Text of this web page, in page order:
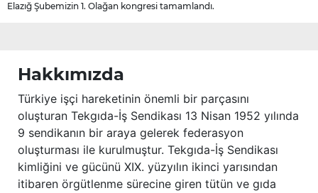
Elazığ Şubemizin 1. Olağan kongresi tamamlandı.
Hakkımızda
Türkiye işçi hareketinin önemli bir parçasını
oluşturan Tekgıda-İş Sendikası 13 Nisan 1952 yılında
9 sendikanın bir araya gelerek federasyon
oluşturması ile kurulmuştur. Tekgıda-İş Sendikası
kimliğini ve gücünü XIX. yüzyılın ikinci yarısından
itibaren örgütlenme sürecine giren tütün ve gıda